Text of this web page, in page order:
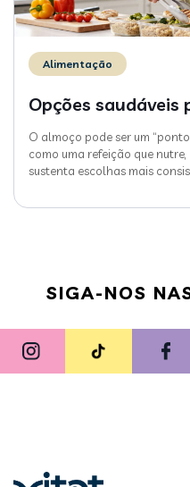
Alimentação
Opções saudáveis
O almoço pode ser um
como uma refeição que
sustenta escolhas mais
SIGA-NOS